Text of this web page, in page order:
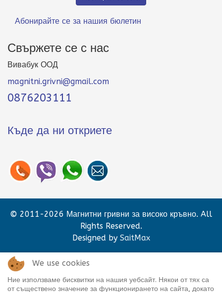
Абонирайте се за нашия бюлетин
Свържете се с нас
Вивабук ООД
magnitni.grivni@gmail.com
0876203111
Къде да ни откриете
© 2011-2026 Магнитни гривни за високо кръвно. All
Rights Reserved.
Designed by SaitMax
We use cookies
Ние използваме бисквитки на нашия уебсайт. Някои от тях са
от съществено значение за функционирането на сайта, докато